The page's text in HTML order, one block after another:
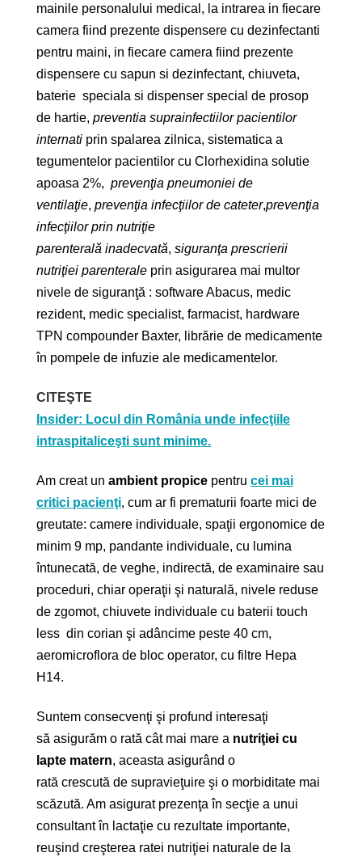
mainile personalului medical, la intrarea in fiecare
camera fiind prezente dispensere cu dezinfectanti
pentru maini, in fiecare camera fiind prezente
dispensere cu sapun si dezinfectant, chiuveta,
baterie speciala si dispenser special de prosop
de hartie, preventia suprainfectiilor pacientilor
internati prin spalarea zilnica, sistematica a
tegumentelor pacientilor cu Clorhexidina solutie
apoasa 2%, prevenţia pneumoniei de
ventilaţie, prevenţia infecţiilor de cateter,prevenţia
infecţiilor prin nutriţie
parenterală inadecvată, siguranţa prescrierii
nutriţiei parenterale prin asigurarea mai multor
nivele de siguranţă : software Abacus, medic
rezident, medic specialist, farmacist, hardware
TPN compounder Baxter, librărie de medicamente
în pompele de infuzie ale medicamentelor.
CITEŞTE
Insider: Locul din România unde infecţiile
intraspitaliceşti sunt minime.
Am creat un ambient propice pentru cei mai
critici pacienţi, cum ar fi prematurii foarte mici de
greutate: camere individuale, spaţii ergonomice de
minim 9 mp, pandante individuale, cu lumina
întunecată, de veghe, indirectă, de examinaire sau
proceduri, chiar operaţii şi naturală, nivele reduse
de zgomot, chiuvete individuale cu baterii touch
less din corian şi adâncime peste 40 cm,
aeromicroflora de bloc operator, cu filtre Hepa
H14.
Suntem consecvenţi şi profund interesaţi
să asigurăm o rată cât mai mare a nutriţiei cu
lapte matern, aceasta asigurând o
rată crescută de supravieţuire şi o morbiditate mai
scăzută. Am asigurat prezenţa în secţie a unui
consultant în lactaţie cu rezultate importante,
reuşind creşterea ratei nutriţiei naturale de la